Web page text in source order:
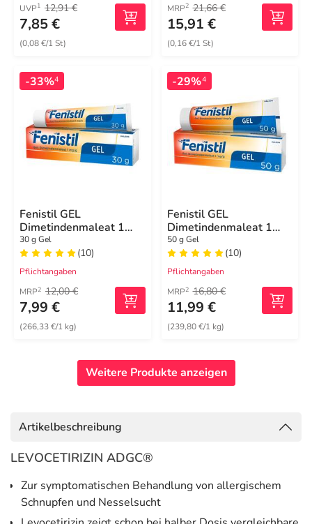
UVP1 12,91 €
7,85 €
(0,08 €/1 St)
MRP2 21,66 €
15,91 €
(0,16 €/1 St)
-33%4
Fenistil GEL
Dimetindenmaleat 1
mg/g, zur Linderung von
Juckreiz
30 g Gel
(10)
Pflichtangaben
MRP2 12,00 €
7,99 €
(266,33 €/1 kg)
-29%4
Fenistil GEL
Dimetindenmaleat 1
mg/g, zur Linderung von
Juckreiz
50 g Gel
(10)
Pflichtangaben
MRP2 16,80 €
11,99 €
(239,80 €/1 kg)
Weitere Produkte anzeigen
Artikelbeschreibung
LEVOCETIRIZIN ADGC®
Zur symptomatischen Behandlung von allergischem
Schnupfen und Nesselsucht